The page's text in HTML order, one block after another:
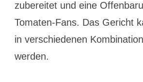
zubereitet und eine
Tomaten-Fans. Das Gericht
in verschiedenen
werden.